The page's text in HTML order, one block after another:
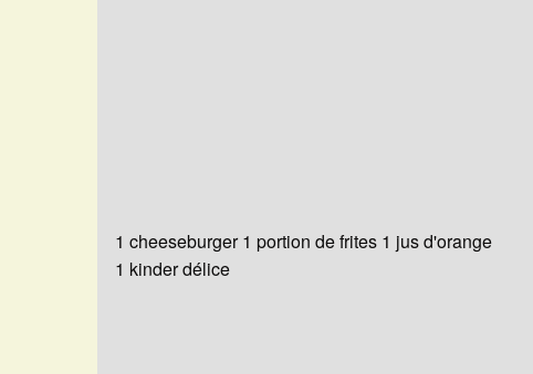
1 cheeseburger 1 portion de frites 1 jus d'orange
1 kinder délice